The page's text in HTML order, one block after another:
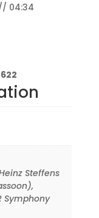
04:34
Steffens
,
Symphony